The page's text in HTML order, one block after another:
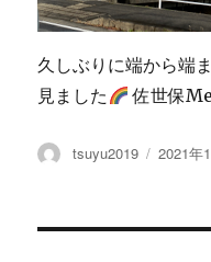
久しぶりに端から端
見ました
佐世保
投
tsuyu2019
投
2021年